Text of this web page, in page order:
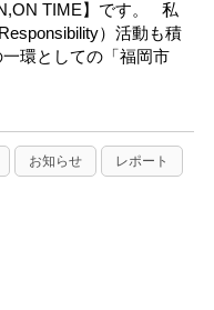
TIME】です。 私
）活動も積
環としての「福岡市
お知らせ レポート